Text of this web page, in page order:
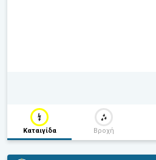
Καταιγίδα Βροχή